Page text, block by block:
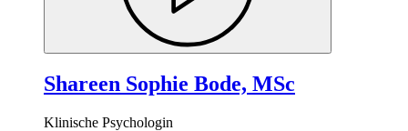
Shareen Sophie Bode, MSc
Klinische Psychologin